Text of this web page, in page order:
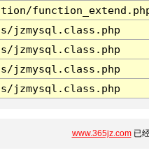
jzmysql.class.php
jzmysql.class.php
jzmysql.class.php
jzmysql.class.php
www.365jz.com已